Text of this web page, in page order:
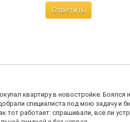
Ответить
квартиру в новостройке. Боялся
специалиста под мою задачу и
тот работает: спрашивали, всё ли